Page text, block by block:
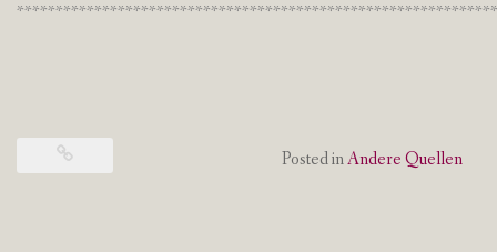
Posted inAndere Quellen